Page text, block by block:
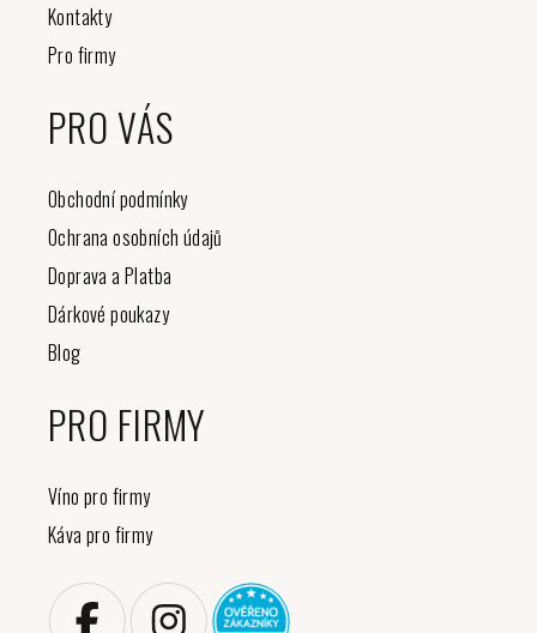
Kontakty
Pro firmy
PRO VÁS
Obchodní podmínky
Ochrana osobních údajů
Doprava a Platba
Dárkové poukazy
Blog
PRO FIRMY
Víno pro firmy
Káva pro firmy